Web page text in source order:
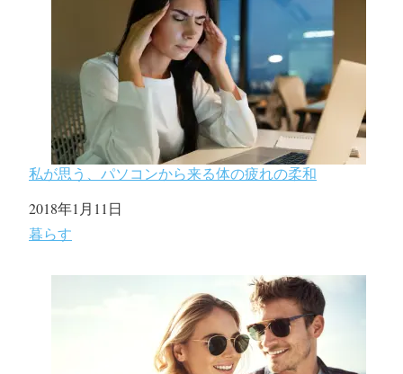
私が思う、パソコンから来る体の疲れの柔和
日付
2018年1月11日
関連理由
暮らす